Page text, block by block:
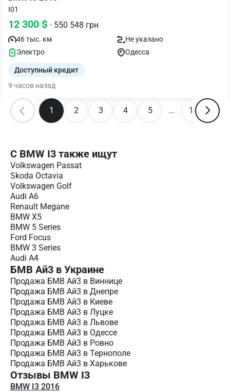
I01
12 300 $ · 550 548 грн
46 тыс. км
Не указано
Электро
Одесса
Доступный кредит
9 часов назад
1 2 3 4 5 ... 10
С BMW I3 также ищут
Volkswagen Passat
Skoda Octavia
Volkswagen Golf
Audi A6
Renault Megane
BMW X5
BMW 5 Series
Ford Focus
BMW 3 Series
Audi A4
БМВ Ай3 в Украине
Продажа БМВ Ай3 в Виннице
Продажа БМВ Ай3 в Днепре
Продажа БМВ Ай3 в Киеве
Продажа БМВ Ай3 в Луцке
Продажа БМВ Ай3 в Львове
Продажа БМВ Ай3 в Одессе
Продажа БМВ Ай3 в Ровно
Продажа БМВ Ай3 в Тернополе
Продажа БМВ Ай3 в Харькове
Отзывы BMW I3
BMW I3 2016